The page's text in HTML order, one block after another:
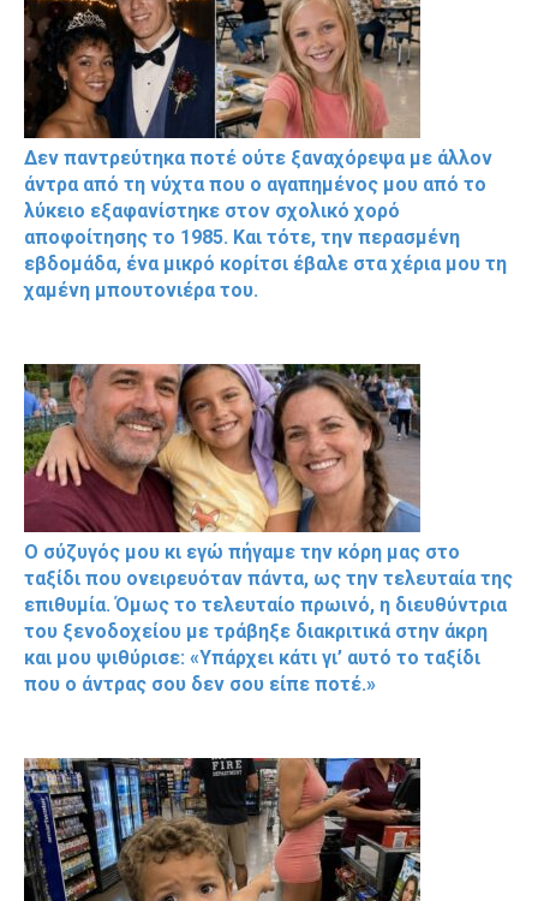
Δεν παντρεύτηκα ποτέ ούτε ξαναχόρεψα με άλλον
άντρα από τη νύχτα που ο αγαπημένος μου από το
λύκειο εξαφανίστηκε στον σχολικό χορό
αποφοίτησης το 1985. Και τότε, την περασμένη
εβδομάδα, ένα μικρό κορίτσι έβαλε στα χέρια μου τη
χαμένη μπουτονιέρα του.
Ο σύζυγός μου κι εγώ πήγαμε την κόρη μας στο
ταξίδι που ονειρευόταν πάντα, ως την τελευταία της
επιθυμία. Όμως το τελευταίο πρωινό, η διευθύντρια
του ξενοδοχείου με τράβηξε διακριτικά στην άκρη
και μου ψιθύρισε: «Υπάρχει κάτι γι’ αυτό το ταξίδι
που ο άντρας σου δεν σου είπε ποτέ.»